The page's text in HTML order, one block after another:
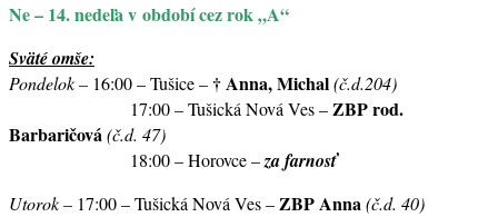
Ne – 14. nedeľa v období cez rok „A“
Sväté omše:
Pondelok – 16:00 – Tušice –†Anna, Michal(č.d.204)
17:00 – Tušická Nová Ves –ZBP rod.
Barbaričová(č.d. 47)
18:00 – Horovce –za farnosť
Utorok – 17:00 – Tušická Nová Ves –ZBP Anna(č.d. 40)